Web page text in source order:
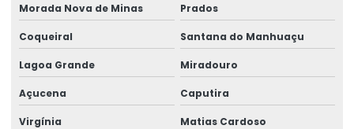
Morada Nova de Minas Prados
Coqueiral Santana do Manhuaçu
Lagoa Grande Miradouro
Açucena Caputira
Virgínia Matias Cardoso